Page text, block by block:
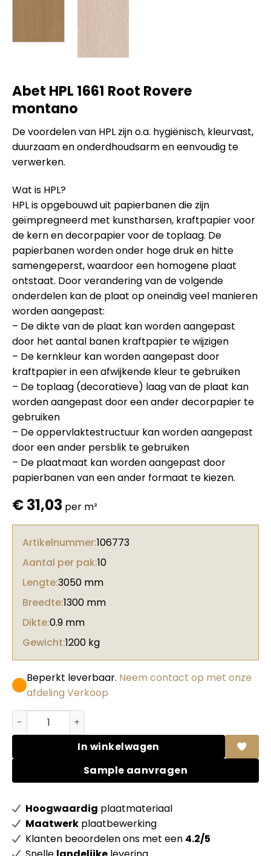
Abet HPL 1661 Root Rovere
montano
De voordelen van HPL zijn o.a. hygiënisch, kleurvast,
duurzaam en onderdhoudsarm en eenvoudig te
verwerken.
Wat is HPL?
HPL is opgebouwd uit papierbanen die zijn
geïmpregneerd met kunstharsen, kraftpapier voor
de kern en decorpapier voor de toplaag. De
papierbanen worden onder hoge druk en hitte
samengeperst, waardoor een homogene plaat
ontstaat. Door verandering van de volgende
onderdelen kan de plaat op oneindig veel manieren
worden aangepast:
– De dikte van de plaat kan worden aangepast
door het aantal banen kraftpapier te wijzigen
– De kernkleur kan worden aangepast door
kraftpapier in een afwijkende kleur te gebruiken
– De toplaag (decoratieve) laag van de plaat kan
worden aangepast door een ander decorpapier te
gebruiken
– De oppervlaktestructuur kan worden aangepast
door een ander persblik te gebruiken
– De plaatmaat kan worden aangepast door
papierbanen van een ander formaat te kiezen.
€31,03 per m²
Artikelnummer:106773
Aantal per pak:10
Lengte:3050 mm
Breedte:1300 mm
Dikte:0.9 mm
Gewicht:1200 kg
Beperkt leverbaar. Neem contact op met onze
afdeling Verkoop
Abet HPL 1661 Root Rovere montano aantal
In winkelwagen
Sample aanvragen
Hoogwaardig plaatmateriaal
Maatwerk plaatbewerking
Klanten beoordelen ons met een 4.2/5